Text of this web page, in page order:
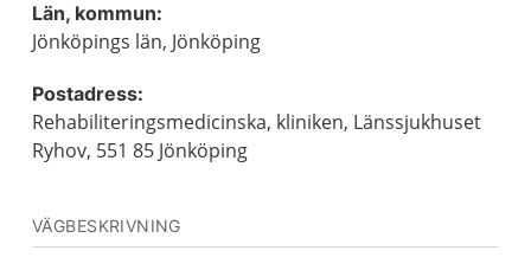
Län, kommun:
Jönköpings län, Jönköping
Postadress:
Rehabiliteringsmedicinska, kliniken, Länssjukhuset
Ryhov, 551 85 Jönköping
VÄGBESKRIVNING